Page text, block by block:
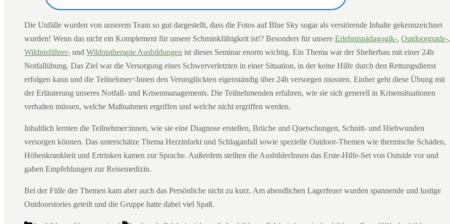
Die Unfälle wurden von unserem Team so gut dargestellt, dass die Fotos auf Blue Sky sogar als verstörende Inhalte gekennzeichnet
wurden! Wenn das nicht ein Komplement für unsere Schminkfähigkeit ist!? Besonders für unsere Erlebnispädagogik-, Outdoorguide-,
Wildnisführer- und Wildnistherapie Ausbildungen ist dieses Seminar enorm wichtig. Ein Thema war der Shelterbau mit einer 24h
Notfallübung. Das Ziel war die Versorgung eines Schwerverletzten in einer Situation, in der keine Hilfe durch den Rettungsdienst
erfolgen kann und die Teilnehmer<Innen den Verunglückten eigenständig über 24h versorgen mussten. Einher geht diese Übung mit
der Erläuterung unseres Notfall- und Krisenmanagements. Die Teilnehmenden erfahren, wie sie sich generell in Krisensituationen
verhalten müssen, welche Maßnahmen ergriffen und welche nicht ergriffen werden.
Inhaltlich lernten die Teilnehmer:innen, wie sie eine Diagnose erstellen, Brüche und Quetschungen, Schnitt- und Hiebwunden
versorgen können. Das unterschätze Thema Herzinfarkt und Schlaganfall sowie spezielle Outdoor-Themen wie thermische Schäden,
Höhenkrankheit und Ertrinken kamen zur Sprache. Außerdem stellten die AusbilderInnen das Erste-Hilfe-Set von Outside vor und
gaben Empfehlungen zur Reisemedizin.
Bei der Fülle der Themen kam aber auch das Persönliche nicht zu kurz. Am abendlichen Lagerfeuer wurden spannende und lustige
Outdoorstories geteilt und die Gruppe hatte dabei viel Spaß.